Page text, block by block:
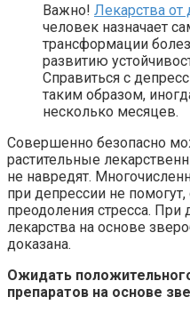
Важно! Лекарства от
человек назначает
трансформации
развитию
Справиться с
таким образом,
несколько месяцев.
Совершенно безопасно
растительные
не навредят.
при депрессии не
преодоления стресса.
лекарства на основе
доказана.
Ожидать
препаратов на основе